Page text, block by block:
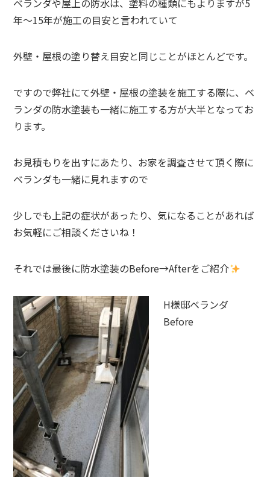
ベランダや屋上の防水は、塗料の種類にもよりますが5
年～15年が施工の目安と言われていて
外壁・屋根の塗り替え目安と同じことがほとんどです。
ですので弊社にて外壁・屋根の塗装を施工する際に、ベ
ランダの防水塗装も一緒に施工する方が大半となってお
ります。
お見積もりを出すにあたり、お家を調査させて頂く際に
ベランダも一緒に見れますので
少しでも上記の症状があったり、気になることがあれば
お気軽にご相談くださいね！
それでは最後に防水塗装のBefore→Afterをご紹介
H様邸ベランダ
Before